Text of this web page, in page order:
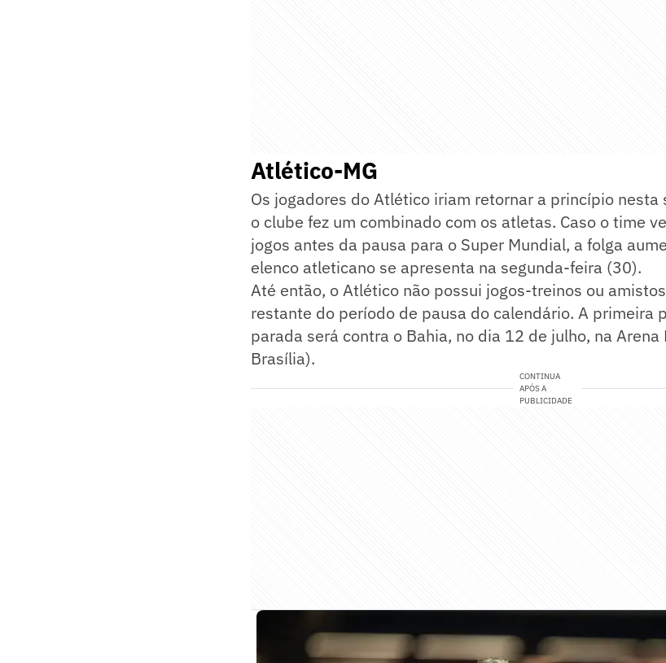
Atlético-MG
Os jogadores do Atlético iriam retornar a princípio
o clube fez um combinado com os atletas. Caso o time
jogos antes da pausa para o Super Mundial, a folga
elenco atleticano se apresenta na segunda-feira (30).
Até então, o Atlético não possui jogos-treinos ou
restante do período de pausa do calendário. A primeira
parada será contra o Bahia, no dia 12 de julho, na
Brasília).
CONTINUA
APÓS A
PUBLICIDADE